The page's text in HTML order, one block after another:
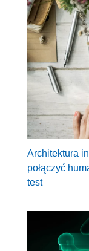
Architektura
połączyć
test